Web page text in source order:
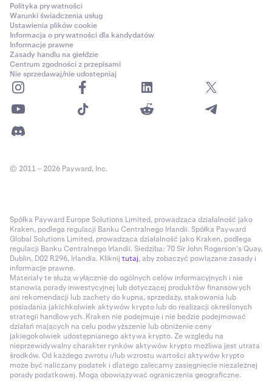
Polityka prywatności
Warunki świadczenia usług
Ustawienia plików cookie
Informacja o prywatności dla kandydatów
Informacje prawne
Zasady handlu na giełdzie
Centrum zgodności z przepisami
Nie sprzedawaj/nie udostępniaj
© 2011 – 2026 Payward, Inc.
Spółka Payward Europe Solutions Limited, prowadząca działalność jako
Kraken, podlega regulacji Banku Centralnego Irlandii. Spółka Payward
Global Solutions Limited, prowadząca działalność jako Kraken, podlega
regulacji Banku Centralnego Irlandii. Siedziba: 70 Sir John Rogerson’s Quay,
Dublin, D02 R296, Irlandia. Kliknij tutaj, aby zobaczyć powiązane zasady i
informacje prawne.
Materiały te służą wyłącznie do ogólnych celów informacyjnych i nie
stanowią porady inwestycyjnej lub dotyczącej produktów finansowych
ani rekomendacji lub zachęty do kupna, sprzedaży, stakowania lub
posiadania jakichkolwiek aktywów krypto lub do realizacji określonych
strategii handlowych. Kraken nie podejmuje i nie będzie podejmować
działań mających na celu podwyższenie lub obniżenie ceny
jakiegokolwiek udostępnianego aktywa krypto. Ze względu na
nieprzewidywalny charakter rynków aktywów krypto możliwa jest utrata
środków. Od każdego zwrotu i/lub wzrostu wartości aktywów krypto
może być naliczany podatek i dlatego zalecamy zasięgnięcie niezależnej
porady podatkowej. Mogą obowiązywać ograniczenia geograficzne.